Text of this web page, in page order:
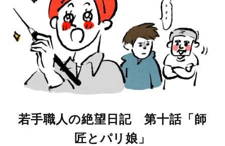
若手職人の絶望日記 第十話「師
匠とパリ娘」